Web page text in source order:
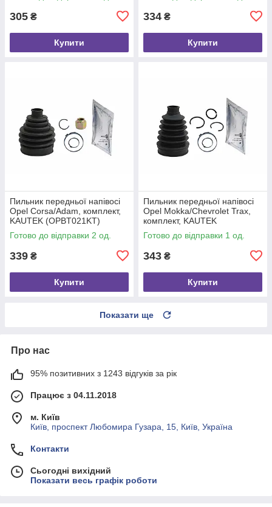
305 ₴
Купити
334 ₴
Купити
Пильник передньої напівосі
Opel Corsa/Adam, комплект,
KAUTEK (OPBT021KT)
Готово до відправки 2 од.
339 ₴
Купити
Пильник передньої напівосі
Opel Mokka/Chevrolet Trax,
комплект, KAUTEK
(OPBT027KT)
Готово до відправки 1 од.
343 ₴
Купити
Показати ще
Про нас
95% позитивних з 1243 відгуків за рік
Працює з 04.11.2018
м. Київ
Київ, проспект Любомира Гузара, 15, Київ, Україна
Контакти
Сьогодні вихідний
Показати весь графік роботи